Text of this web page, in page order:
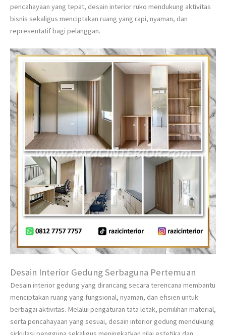
pencahayaan yang tepat, desain interior ruko mendukung aktivitas
bisnis sekaligus menciptakan ruang yang rapi, nyaman, dan
representatif bagi pelanggan.
Desain Interior Gedung Serbaguna Pertemuan
Desain interior gedung yang dirancang secara terencana membantu
menciptakan ruang yang fungsional, nyaman, dan efisien untuk
berbagai aktivitas. Melalui pengaturan tata letak, pemilihan material,
serta pencahayaan yang sesuai, desain interior gedung mendukung